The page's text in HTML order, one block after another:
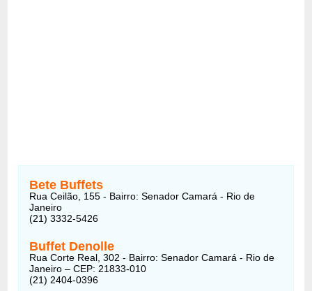
Bete Buffets
Rua Ceilão, 155 - Bairro: Senador Camará - Rio de
Janeiro
(21) 3332-5426
Buffet Denolle
Rua Corte Real, 302 - Bairro: Senador Camará - Rio de
Janeiro – CEP: 21833-010
(21) 2404-0396